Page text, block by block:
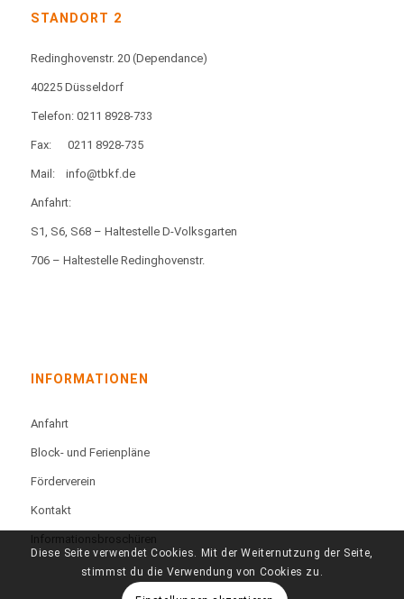
STANDORT 2
Redinghovenstr. 20 (Dependance)
40225 Düsseldorf
Telefon: 0211 8928-733
Fax: 0211 8928-735
Mail: info@tbkf.de
Anfahrt:
S1, S6, S68 – Haltestelle D-Volksgarten
706 – Haltestelle Redinghovenstr.
INFORMATIONEN
Anfahrt
Block- und Ferienpläne
Förderverein
Kontakt
Informationsbroschüren
Diese Seite verwendet Cookies. Mit der Weiternutzung der Seite,
stimmst du die Verwendung von Cookies zu.